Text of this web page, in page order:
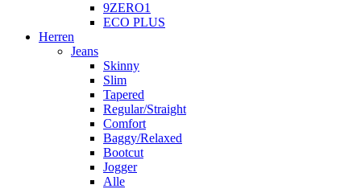
9ZERO1
ECO PLUS
Herren
Jeans
Skinny
Slim
Tapered
Regular/Straight
Comfort
Baggy/Relaxed
Bootcut
Jogger
Alle